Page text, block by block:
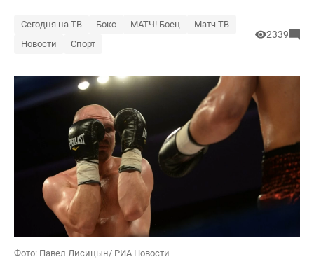
Сегодня на ТВ Бокс МАТЧ! Боец
Матч ТВ
Новости
Спорт
2339
Фото: Павел Лисицын/ РИА Новости